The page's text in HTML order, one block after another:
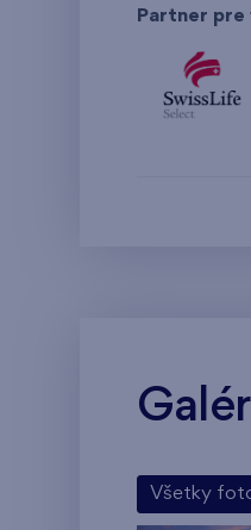
Partner pre
Všetky